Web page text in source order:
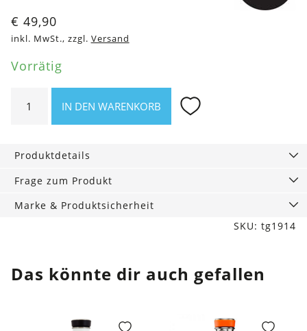
€ 49,90
inkl. MwSt., zzgl. Versand
Vorrätig
gehämmert,IN DEN WARENKORB
Produktdetails
Frage zum Produkt
Marke & Produktsicherheit
SKU: tg1914
Das könnte dir auch gefallen